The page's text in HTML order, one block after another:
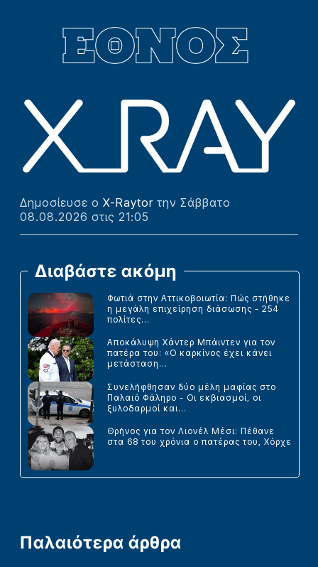
Δημοσίευσε ο X-Raytor την Σάββατο
08.08.2026 στις 21:05
Διαβάστε ακόμη
Φωτιά στην Αττικοβοιωτία: Πώς στήθηκε
η μεγάλη επιχείρηση διάσωσης - 254
πολίτες...
Αποκάλυψη Χάντερ Μπάιντεν για τον
πατέρα του: «Ο καρκίνος έχει κάνει
μετάσταση...
Συνελήφθησαν δύο μέλη μαφίας στο
Παλαιό Φάληρο - Οι εκβιασμοί, οι
ξυλοδαρμοί και...
Θρήνος για τον Λιονέλ Μέσι: Πέθανε
στα 68 του χρόνια ο πατέρας του, Χόρχε
Παλαιότερα άρθρα